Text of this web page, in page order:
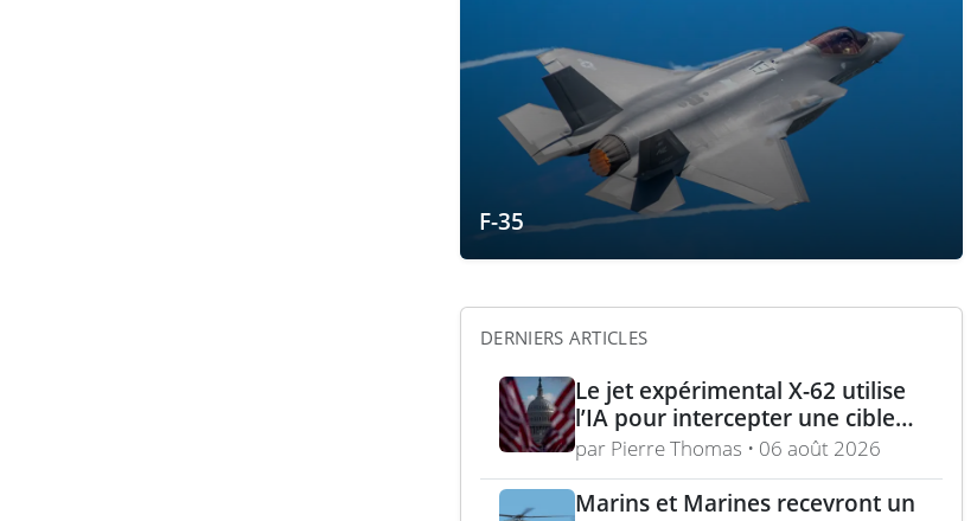
F-35
DERNIERS ARTICLES
Le jet expérimental X-62 utilise
l’IA pour intercepter une cible
aérienne en conditions réelles
par Pierre Thomas • 06 août 2026
Marins et Marines recevront un